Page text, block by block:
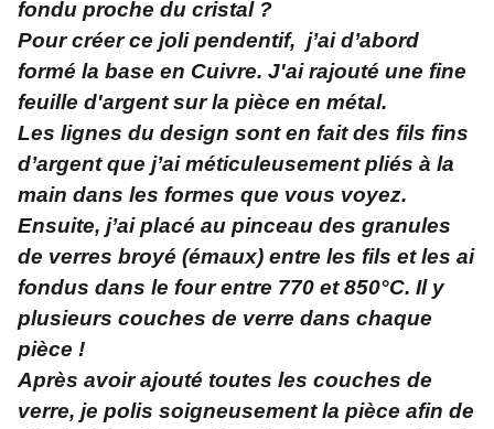
fondu proche du cristal ?
Pour créer ce joli pendentif, j’ai d’abord
formé la base en Cuivre. J'ai rajouté une fine
feuille d'argent sur la pièce en métal.
Les lignes du design sont en fait des fils fins
d’argent que j’ai méticuleusement pliés à la
main dans les formes que vous voyez.
Ensuite, j’ai placé au pinceau des granules
de verres broyé (émaux) entre les fils et les ai
fondus dans le four entre 770 et 850°C. Il y
plusieurs couches de verre dans chaque
pièce !
Après avoir ajouté toutes les couches de
verre, je polis soigneusement la pièce afin de